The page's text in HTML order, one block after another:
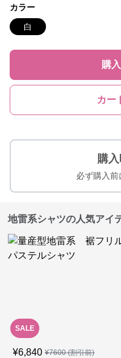
カラー
白
購
カー
購
必ず購入前
地雷系シャツの人気アイ
SALE
¥6,840 ¥7600(割引前)